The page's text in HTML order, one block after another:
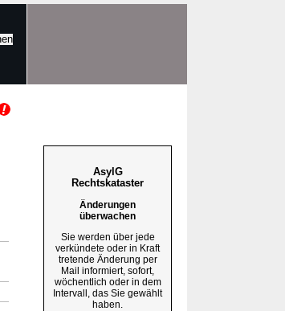
AsylG
Rechtskataster
Änderungen
überwachen
Sie werden über jede
verkündete oder in Kraft
tretende Änderung per
Mail informiert, sofort,
wöchentlich oder in dem
Intervall, das Sie gewählt
haben.